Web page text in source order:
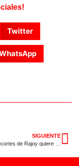
Twitter
SIGUIENTE